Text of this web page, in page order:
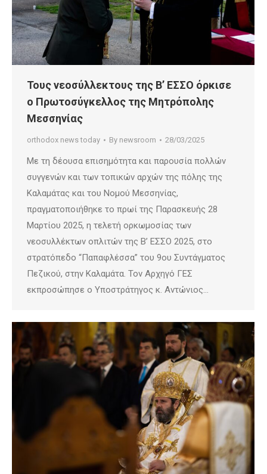
Τους νεοσύλλεκτους της Β’ ΕΣΣΟ όρκισε
ο Πρωτοσύγκελλος της Μητρόπολης
Μεσσηνίας
orthodox news today By newsroom 28/03/2025
Με τη δέουσα επισημότητα και παρουσία πολλών
συγγενών και των τοπικών αρχών της πόλης της
Καλαμάτας και του Νομού Μεσσηνίας,
πραγματοποιήθηκε το πρωί της Παρασκευής 28
Μαρτίου 2025, η τελετή ορκωμοσίας των
νεοσυλλέκτων οπλιτών της Β’ ΕΣΣΟ 2025, στο
στρατόπεδο “Παπαφλέσσα” του 9ου Συντάγματος
Πεζικού, στην Καλαμάτα. Τον Αρχηγό ΓΕΣ
εκπροσώπησε ο Υποστράτηγος κ. Αντώνιος…